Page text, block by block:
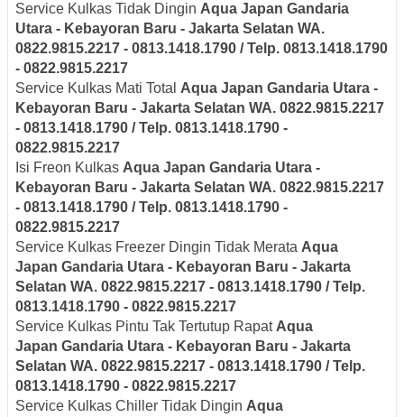
Service Kulkas Tidak Dingin Aqua Japan Gandaria
Utara - Kebayoran Baru - Jakarta Selatan WA.
0822.9815.2217 - 0813.1418.1790 / Telp. 0813.1418.1790
- 0822.9815.2217
Service Kulkas Mati Total Aqua Japan Gandaria Utara -
Kebayoran Baru - Jakarta Selatan WA. 0822.9815.2217
- 0813.1418.1790 / Telp. 0813.1418.1790 -
0822.9815.2217
Isi Freon Kulkas Aqua Japan Gandaria Utara -
Kebayoran Baru - Jakarta Selatan WA. 0822.9815.2217
- 0813.1418.1790 / Telp. 0813.1418.1790 -
0822.9815.2217
Service Kulkas Freezer Dingin Tidak Merata Aqua
Japan Gandaria Utara - Kebayoran Baru - Jakarta
Selatan WA. 0822.9815.2217 - 0813.1418.1790 / Telp.
0813.1418.1790 - 0822.9815.2217
Service Kulkas Pintu Tak Tertutup Rapat Aqua
Japan Gandaria Utara - Kebayoran Baru - Jakarta
Selatan WA. 0822.9815.2217 - 0813.1418.1790 / Telp.
0813.1418.1790 - 0822.9815.2217
Service Kulkas Chiller Tidak Dingin Aqua